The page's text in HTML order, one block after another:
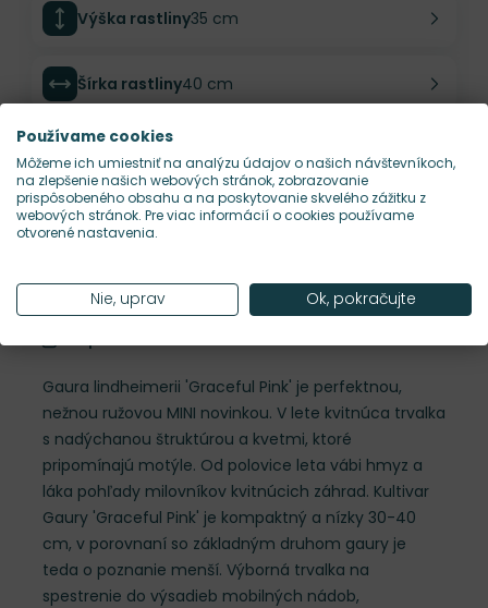
Výška rastliny35 cm
Šírka rastliny40 cm
Habitus rastliny
Hustota výsadby7 ks/m²
Nároky na slnkoS
Gaura lindheimerii 'Graceful Pink' je perfektnou,
nežnou ružovou MINI novinkou. V lete kvitnúca trvalka
s nadýchanou štruktúrou a kvetmi, ktoré
pripomínajú motýle. Od polovice leta vábi hmyz a
láka pohľady milovníkov kvitnúcich záhrad. Kultivar
Gaury 'Graceful Pink' je kompaktný a nízky 30-40
cm, v porovnaní so základným druhom gaury je
teda o poznanie menší. Výborná trvalka na
spestrenie do výsadieb mobilných nádob,
Používame cookies
Môžeme ich umiestniť na analýzu údajov o našich návštevníkoch,
na zlepšenie našich webových stránok, zobrazovanie
prispôsobeného obsahu a na poskytovanie skvelého zážitku z
webových stránok. Pre viac informácií o cookies používame
otvorené nastavenia.
Nie, uprav Ok, pokračujte